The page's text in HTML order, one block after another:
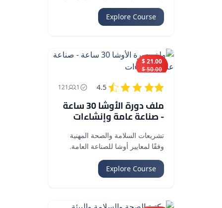
صناعة البناء.
Explore Course
21.00 $
50.00 $
4.5
1
121
ملف دورة الأوشا 30 ساعة
- صناعة عامة وإنشاءات
تشريعات السلامة والصحة المهنية
وفقًا لمعايير أوشا للصناعة العامة.
Explore Course